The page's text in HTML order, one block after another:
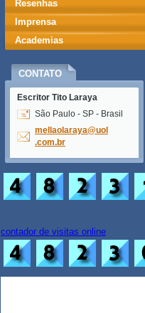
Resenhas
Imprensa
Academias
CONTATO
Escritor Tito Laraya
São Paulo - SP - Brasil
mellaolaraya@uol
.com.br
contador de visitas online